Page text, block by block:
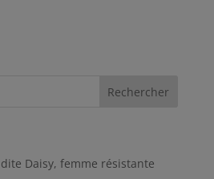
Daisy, femme résistante